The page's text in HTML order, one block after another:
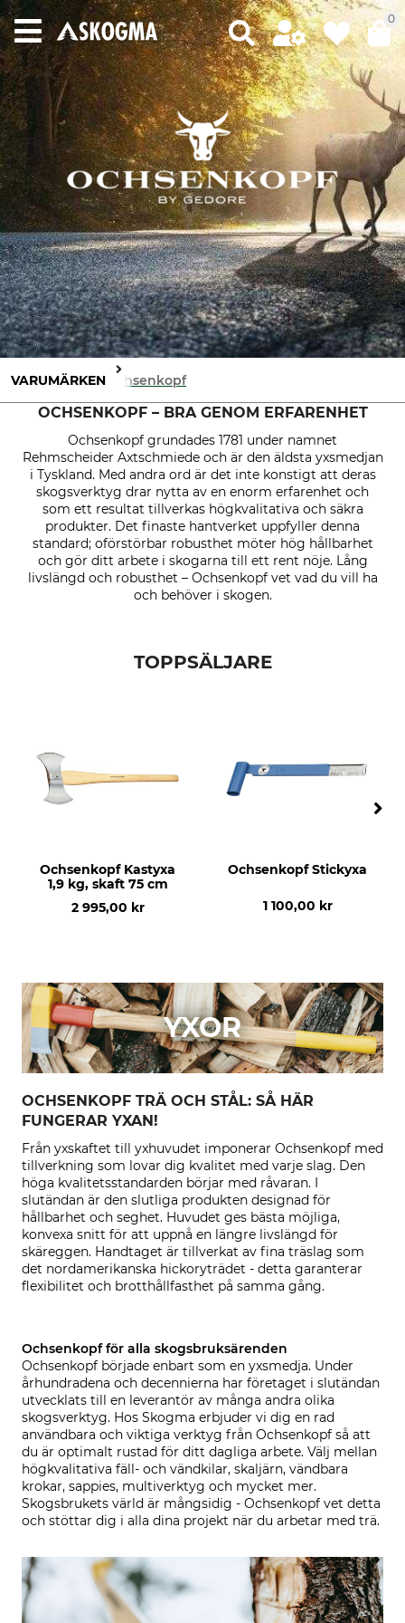
0
VARUMÄRKEN Ochsenkopf
OCHSENKOPF – BRA GENOM ERFARENHET
Ochsenkopf grundades 1781 under namnet
Rehmscheider Axtschmiede och är den äldsta yxsmedjan
i Tyskland. Med andra ord är det inte konstigt att deras
skogsverktyg drar nytta av en enorm erfarenhet och
som ett resultat tillverkas högkvalitativa och säkra
produkter. Det finaste hantverket uppfyller denna
standard; oförstörbar robusthet möter hög hållbarhet
och gör ditt arbete i skogarna till ett rent nöje. Lång
livslängd och robusthet – Ochsenkopf vet vad du vill ha
och behöver i skogen.
TOPPSÄLJARE
Ochsenkopf Kastyxa
1,9 kg, skaft 75 cm
2 995,00 kr
Ochsenkopf Stickyxa
1 100,00 kr
YXOR
OCHSENKOPF TRÄ OCH STÅL: SÅ HÄR
FUNGERAR YXAN!
Från yxskaftet till yxhuvudet imponerar Ochsenkopf med
tillverkning som lovar dig kvalitet med varje slag. Den
höga kvalitetsstandarden börjar med råvaran. I
slutändan är den slutliga produkten designad för
hållbarhet och seghet. Huvudet ges bästa möjliga,
konvexa snitt för att uppnå en längre livslängd för
skäreggen. Handtaget är tillverkat av fina träslag som
det nordamerikanska hickoryträdet - detta garanterar
flexibilitet och brotthållfasthet på samma gång.
Ochsenkopf för alla skogsbruksärenden
Ochsenkopf började enbart som en yxsmedja. Under
århundradena och decennierna har företaget i slutändan
utvecklats till en leverantör av många andra olika
skogsverktyg. Hos Skogma erbjuder vi dig en rad
användbara och viktiga verktyg från Ochsenkopf så att
du är optimalt rustad för ditt dagliga arbete. Välj mellan
högkvalitativa fäll- och vändkilar, skaljärn, vändbara
krokar, sappies, multiverktyg och mycket mer.
Skogsbrukets värld är mångsidig - Ochsenkopf vet detta
och stöttar dig i alla dina projekt när du arbetar med trä.